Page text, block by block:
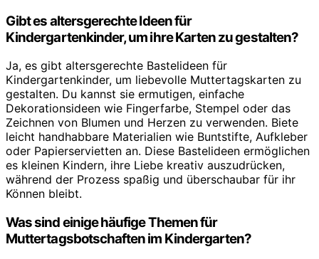
Gibt es altersgerechte Ideen für
Kindergartenkinder, um ihre Karten zu gestalten?
Ja, es gibt altersgerechte Bastelideen für
Kindergartenkinder, um liebevolle Muttertagskarten zu
gestalten. Du kannst sie ermutigen, einfache
Dekorationsideen wie Fingerfarbe, Stempel oder das
Zeichnen von Blumen und Herzen zu verwenden. Biete
leicht handhabbare Materialien wie Buntstifte, Aufkleber
oder Papierservietten an. Diese Bastelideen ermöglichen
es kleinen Kindern, ihre Liebe kreativ auszudrücken,
während der Prozess spaßig und überschaubar für ihr
Können bleibt.
Was sind einige häufige Themen für
Muttertagsbotschaften im Kindergarten?